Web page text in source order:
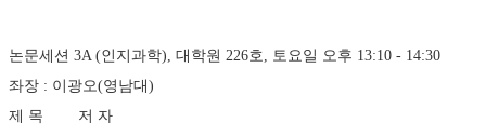
논문세션 3A (인지과학), 대학원 226호, 토요일 오후 13:10 - 14:30
좌장 : 이광오(영남대)
제 목	저 자